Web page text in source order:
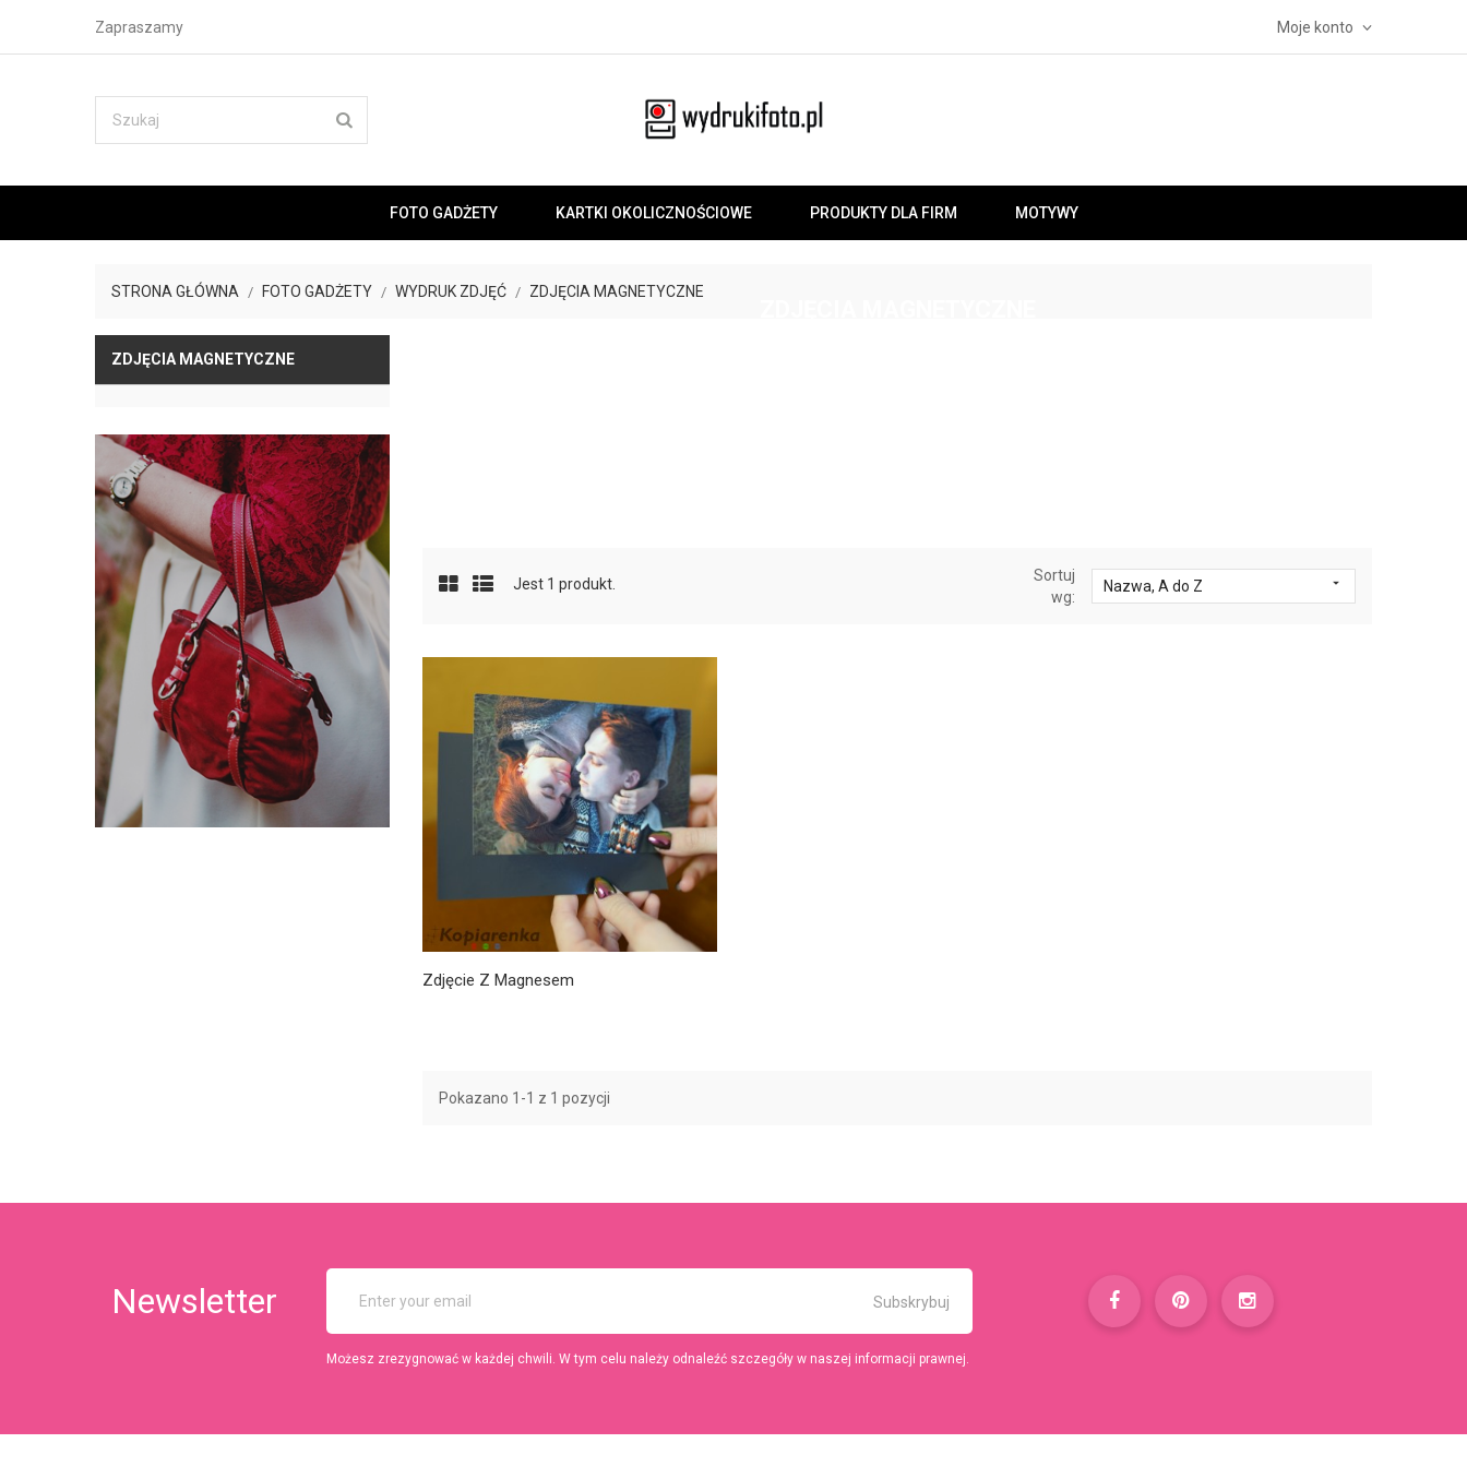
Zapraszamy Moje konto
FOTO GADŻETY KARTKI OKOLICZNOŚCIOWE PRODUKTY DLA FIRM MOTYWY
STRONA GŁÓWNA FOTO GADŻETY WYDRUK ZDJĘĆ ZDJĘCIA MAGNETYCZNE
ZDJĘCIA MAGNETYCZNE
Jest 1 produkt.
Sortuj
wg:
Nazwa, A do Z 
Zdjęcie Z Magnesem
Pokazano 1-1 z 1 pozycji
Newsletter
Możesz zrezygnować w każdej chwili. W tym celu należy odnaleźć szczegóły w naszej informacji prawnej.